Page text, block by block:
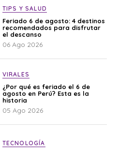
TIPS Y SALUD
Feriado 6 de agosto: 4 destinos
recomendados para disfrutar
el descanso
06 Ago 2026
VIRALES
¿Por qué es feriado el 6 de
agosto en Perú? Esta es la
historia
05 Ago 2026
TECNOLOGÍA